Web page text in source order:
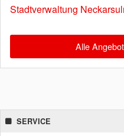
Stadtverwaltung
Alle
SERVICE